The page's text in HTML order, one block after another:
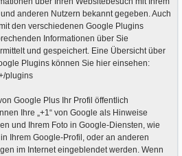
anderen Nutzern bekannt gegeben. Auch
den verschiedenen Google Plugins
Informationen über Sie
und gespeichert. Eine Übersicht über
Plugins können Sie hier einsehen:
plugins
Google Plus Ihr Profil öffentlich
Ihre „+1“ von Google als Hinweise
und Ihrem Foto in Google-Diensten, wie
Ihrem Google-Profil, oder an anderen
im Internet eingeblendet werden. Wenn